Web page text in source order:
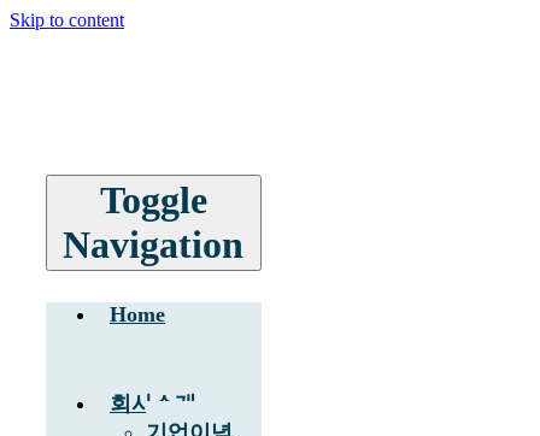
Skip to content
Toggle
Navigation
Home
회사소개